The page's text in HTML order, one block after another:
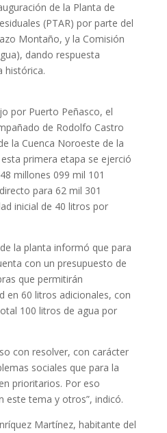
de la Planta de
(PTAR) por parte del
Montaño, y la Comisión
dando respuesta
histórica.
por Puerto Peñasco, el
de Rodolfo Castro
la Cuenca Noroeste de la
primera etapa se ejerció
millones 099 mil 101
para 62 mil 301
inicial de 40 litros por
la planta informó que para
con un presupuesto de
que permitirán
en 60 litros adicionales, con
100 litros de agua por
con resolver, con carácter
sociales que para la
prioritarios. Por eso
tema y otros”, indicó.
Martínez, habitante del